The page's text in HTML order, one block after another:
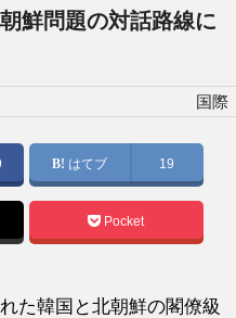
鮮問題の対話路線に
国際
はてブ 19
Pocket
た韓国と北朝鮮の閣僚級